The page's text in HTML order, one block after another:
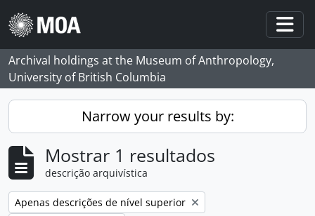
Skip to main content
Archival holdings at the Museum of Anthropology,
University of British Columbia
Narrow your results by:
Mostrar 1 resultados
descrição arquivística
Remove filter:
Apenas descrições de nível superior